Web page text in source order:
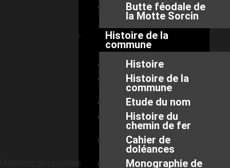
Butte féodale de
la Motte Sorcin
Histoire de la
commune
Histoire
Histoire de la
commune
Etude du nom
Histoire du
chemin de fer
Cahier de
doléances
Monographie de
Utilisation des cookies